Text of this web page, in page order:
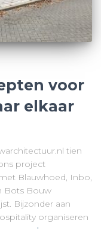
voor
elkaar
tien
project
Blauwhoed, Inbo,
Bots Bouw
Bijzonder aan
organiseren